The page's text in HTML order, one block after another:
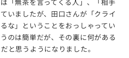
いましたが、田口さんが「クライ
な」ということをおっしゃってい
のは簡単だが、その裏に何がある
と思うようになりました。